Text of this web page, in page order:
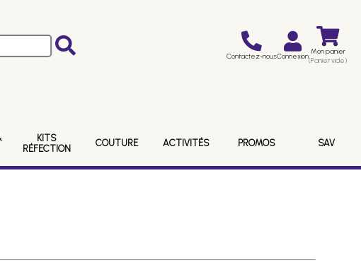
Contactez-nousConnexion Mon panier
(Panier vide)
KITS
RÉFECTION
COUTURE ACTIVITÉS PROMOS SAV